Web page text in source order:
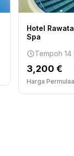
Hotel
Spa
Tempoh 14
3,200 €
Harga